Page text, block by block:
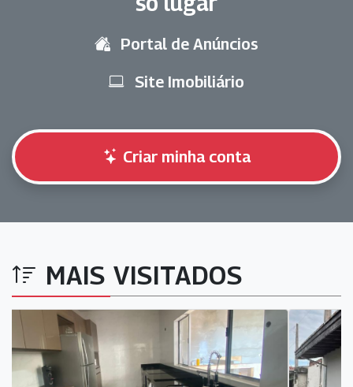
Portal de Anúncios
Site Imobiliário
Criar minha conta
MAIS VISITADOS